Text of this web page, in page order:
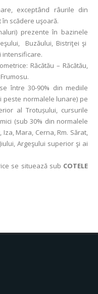
exceptând râurile din
scădere uşoară.
prezente în bazinele
Buzăului, Bistriţei şi
intensificare.
Răcătău – Răcătău,
între 30-90% din mediile
peste normalele lunare) pe
al Trotușului, cursurile
(sub 30% din normalele
Mara, Cerna, Rm. Sărat,
Argeşului superior şi ai
se situează sub COTELE